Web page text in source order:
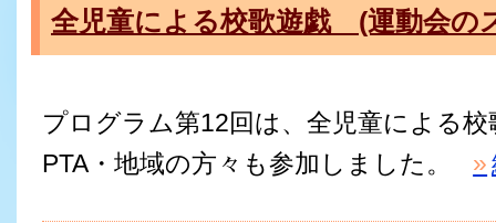
全児童による校歌遊戯 (運動会の
プログラム第12回は、全児童による
PTA・地域の方々も参加しました。
»